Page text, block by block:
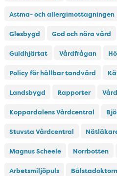
Astma- och allergimottagningen
Glesbygd God och nära vård
Guldhjärtat Vårdfrågan
Policy för hållbar tandvård
Landsbygd Rapporter
Koppardalens Vårdcentral
Stuvsta Vårdcentral
Magnus Scheele Norrbotten
Arbetsmiljöpuls Bålstadoktorn